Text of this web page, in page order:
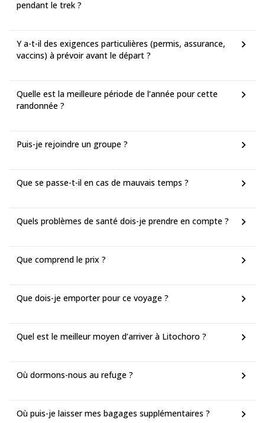
rapidement. Faites confiance à l’expérience du guide, qui prendra
le bon déroulement de l’expédition.
pendant le trek ?
Y a-t-il des exigences particulières (permis, assurance,
vaccins) à prévoir avant le départ ?
Quelle est la meilleure période de l’année pour cette
randonnée ?
Puis-je rejoindre un groupe ?
Que se passe-t-il en cas de mauvais temps ?
Quels problèmes de santé dois-je prendre en compte ?
Que comprend le prix ?
Que dois-je emporter pour ce voyage ?
Quel est le meilleur moyen d’arriver à Litochoro ?
Où dormons-nous au refuge ?
Où puis-je laisser mes bagages supplémentaires ?